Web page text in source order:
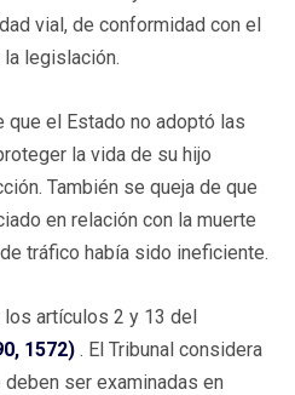
vial, de conformidad con el
legislación.
que el Estado no adoptó las
la vida de su hijo
También se queja de que
en relación con la muerte
tráfico había sido ineficiente.
los artículos 2 y 13 del
1572) . El Tribunal considera
ser examinadas en